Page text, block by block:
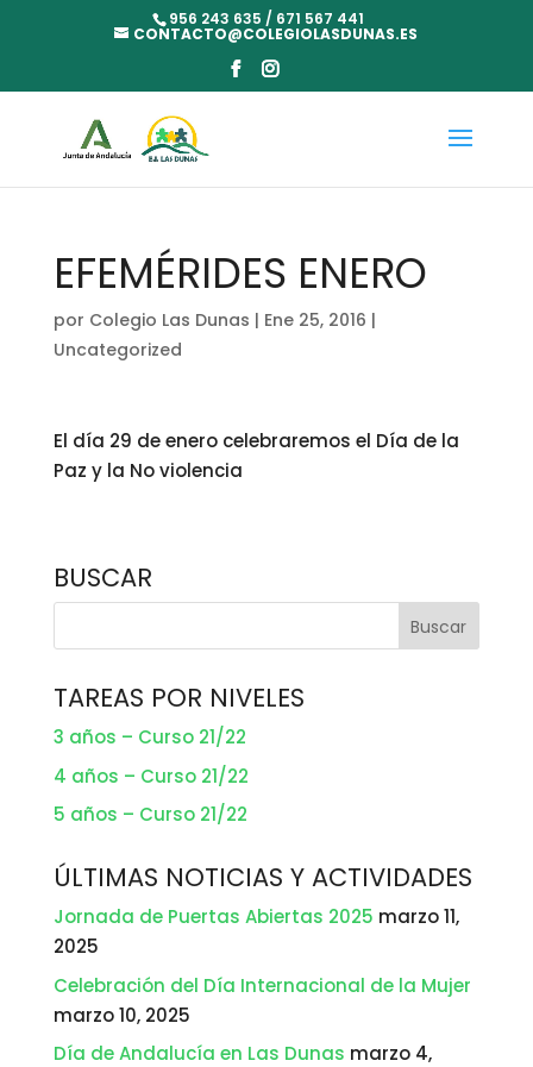
956 243 635 / 671 567 441
CONTACTO@COLEGIOLASDUNAS.ES
EFEMÉRIDES ENERO
por Colegio Las Dunas | Ene 25, 2016 |
Uncategorized
El día 29 de enero celebraremos el Día de la
Paz y la No violencia
BUSCAR
TAREAS POR NIVELES
3 años – Curso 21/22
4 años – Curso 21/22
5 años – Curso 21/22
ÚLTIMAS NOTICIAS Y ACTIVIDADES
Jornada de Puertas Abiertas 2025 marzo 11,
2025
Celebración del Día Internacional de la Mujer
marzo 10, 2025
Día de Andalucía en Las Dunas marzo 4,